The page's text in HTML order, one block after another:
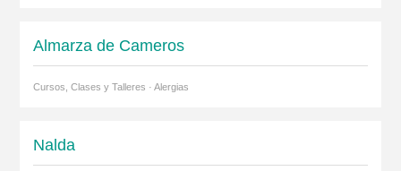
Almarza de Cameros
Cursos, Clases y Talleres · Alergias
Nalda